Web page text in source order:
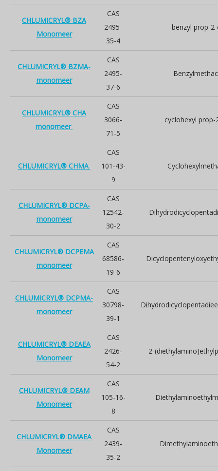
CHLUMICRYL® BZA
Monomeer
CAS
2495-
35-4
benzyl prop-
CHLUMICRYL® BZMA-
monomeer
CAS
2495-
37-6
CHLUMICRYL® CHA
monomeer
CAS
3066-
71-5
cyclohexyl
CHLUMICRYL® CHMA
CAS
101-43-
9
CHLUMICRYL® DCPA-
monomeer
CAS
12542-
30-2
CHLUMICRYL® DCPEMA
monomeer
CAS
68586-
19-6
CHLUMICRYL® DCPMA-
monomeer
CAS
30798-
39-1
CHLUMICRYL® DEAEA
Monomeer
CAS
2426-
54-2
2-
CHLUMICRYL® DEAM
Monomeer
CAS
105-16-
8
CHLUMICRYL® DMAEA
Monomeer
CAS
2439-
35-2